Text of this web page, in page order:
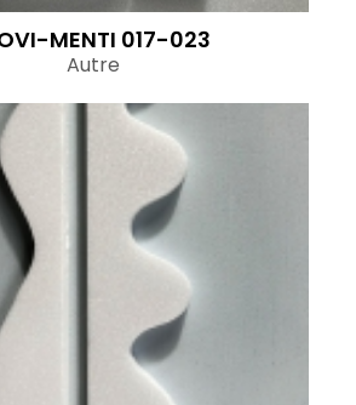
MENTI 017-023
Autre